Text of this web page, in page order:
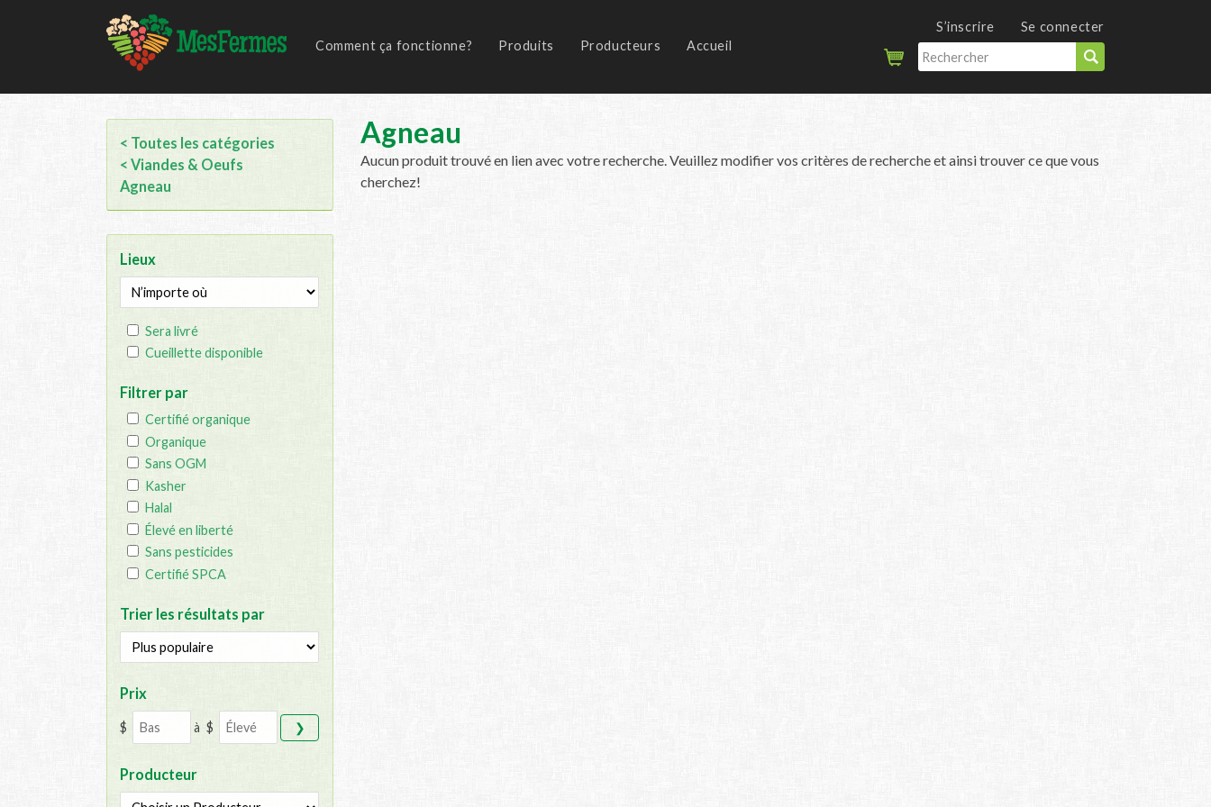
Comment ça fonctionne? Produits Producteurs Accueil
S’inscrire Se connecter
< Toutes les catégories
< Viandes & Oeufs
Agneau
Lieux
Sera livré
Cueillette disponible
Filtrer par
Certifié organique
Organique
Sans OGM
Kasher
Halal
Élevé en liberté
Sans pesticides
Certifié SPCA
Trier les résultats par
Prix
$ à $ ❯
Producteur
Agneau
Aucun produit trouvé en lien avec votre recherche. Veuillez modifier vos critères de recherche et ainsi trouver ce que vous
cherchez!